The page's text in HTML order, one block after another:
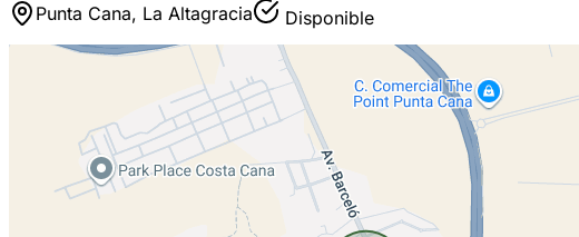
Punta Cana, La Altagracia Disponible